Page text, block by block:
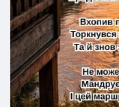
Та й знов зрадів
Не може літо довго
Мандрує щиро до
І цей маршрут так
Таким сьогодні